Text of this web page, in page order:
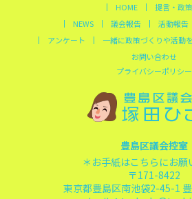
HOME
提言・政策
NEWS
議会報告 活動報告
アンケート
一緒に政策づくりや活動
お問い合わせ
プライバシーポリシー
豊島区議会控室
＊お手紙はこちらにお願
〒171-8422
東京都豊島区南池袋2-45-1